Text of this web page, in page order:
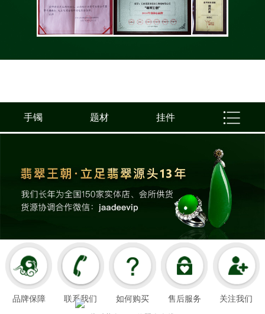
手镯 题材 挂件
品牌保障 联系我们 如何购买 售后服务 关注我们